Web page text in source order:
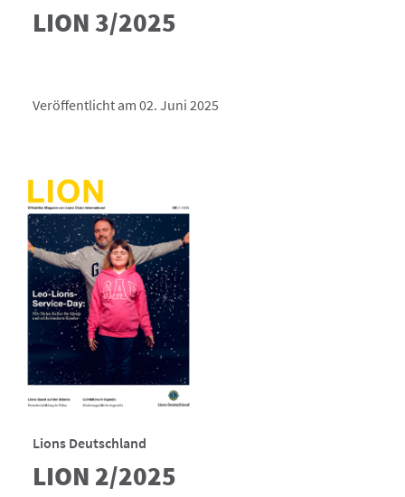
LION 3/2025
Veröffentlicht am 02. Juni 2025
Lions Deutschland
LION 2/2025